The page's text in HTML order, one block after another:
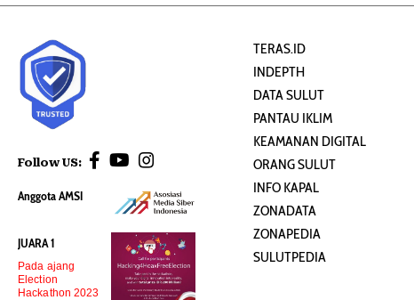
Follow US:
Anggota AMSI
JUARA 1
Pada ajang
Election
Hackathon 2023
TERAS.ID
INDEPTH
DATA SULUT
PANTAU IKLIM
KEAMANAN DIGITAL
ORANG SULUT
INFO KAPAL
ZONADATA
ZONAPEDIA
SULUTPEDIA